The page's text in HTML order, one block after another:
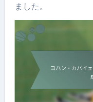
ました。